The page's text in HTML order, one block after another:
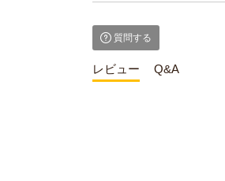
質問する
レビュー Q&A